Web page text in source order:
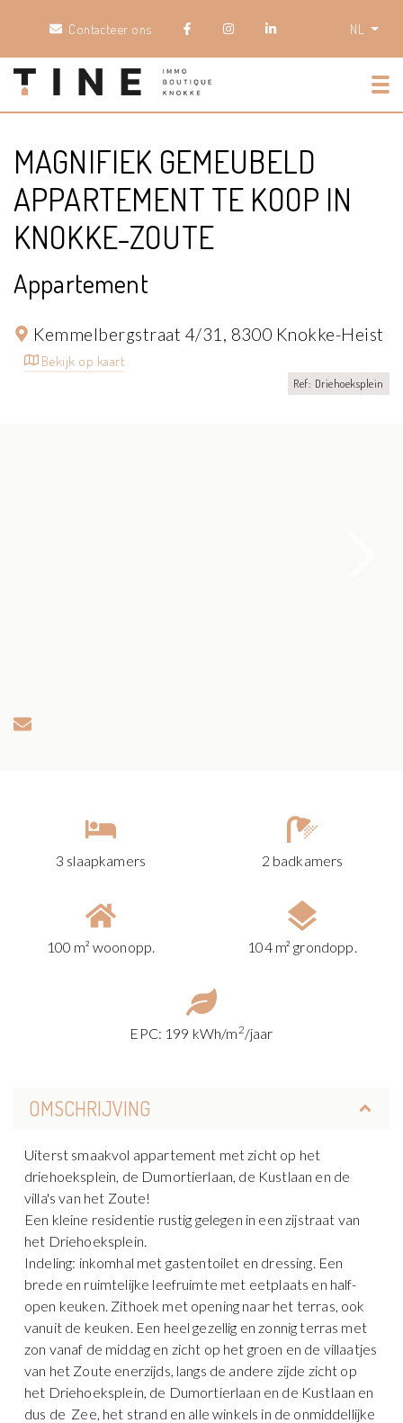
Contacteer ons NL
MAGNIFIEK GEMEUBELD
APPARTEMENT TE KOOP IN
KNOKKE-ZOUTE
Appartement
Kemmelbergstraat 4/31, 8300 Knokke-Heist
Bekijk op kaart
Ref: Driehoeksplein
3 slaapkamers 2 badkamers
100 m² woonopp. 104 m² grondopp.
EPC: 199 kWh/m 2/jaar
OMSCHRIJVING
Uiterst smaakvol appartement met zicht op het
driehoeksplein, de Dumortierlaan, de Kustlaan en de
villa's van het Zoute!
Een kleine residentie rustig gelegen in een zijstraat van
het Driehoeksplein.
Indeling: inkomhal met gastentoilet en dressing. Een
brede en ruimtelijke leefruimte met eetplaats en half-
open keuken. Zithoek met opening naar het terras, ook
vanuit de keuken. Een heel gezellig en zonnig terras met
zon vanaf de middag en zicht op het groen en de villaatjes
van het Zoute enerzijds, langs de andere zijde zicht op
het Driehoeksplein, de Dumortierlaan en de Kustlaan en
dus de Zee, het strand en alle winkels in de onmiddellijke